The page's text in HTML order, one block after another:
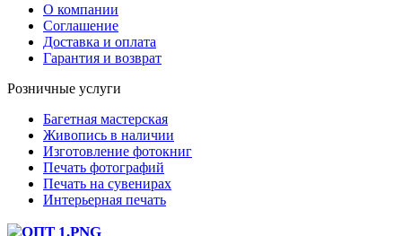
О компании
Соглашение
Доставка и оплата
Гарантия и возврат
Розничные услуги
Багетная мастерская
Живопись в наличии
Изготовление фотокниг
Печать фотографий
Печать на сувенирах
Интерьерная печать